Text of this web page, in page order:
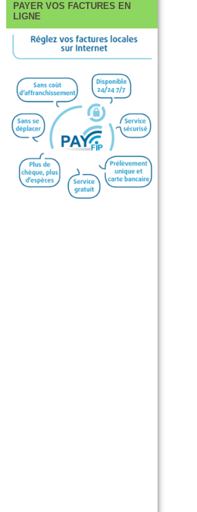
PAYER VOS FACTURES EN
LIGNE